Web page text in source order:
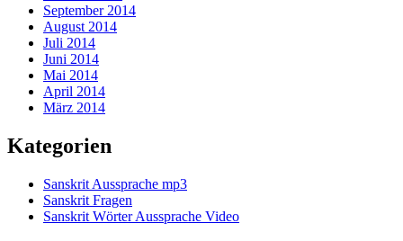
September 2014
August 2014
Juli 2014
Juni 2014
Mai 2014
April 2014
März 2014
Kategorien
Sanskrit Aussprache mp3
Sanskrit Fragen
Sanskrit Wörter Aussprache Video